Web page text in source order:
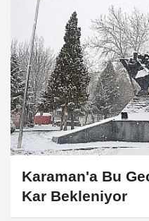
Karaman'a Bu
Kar Bekleniyor